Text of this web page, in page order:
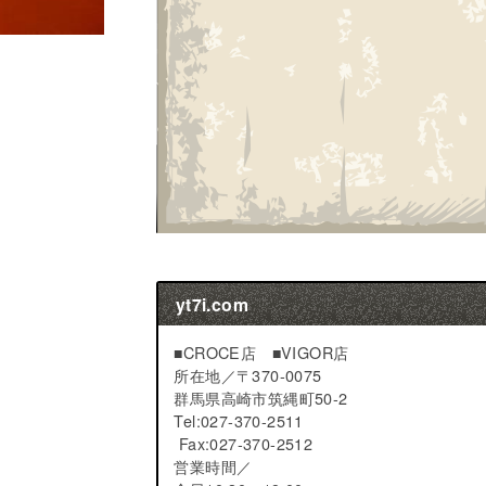
yt7i.com
■CROCE店 ■VIGOR店
所在地／〒370-0075
群馬県高崎市筑縄町50-2
Tel:027-370-2511
Fax:027-370-2512
営業時間／